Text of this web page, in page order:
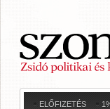
ELŐFIZETÉS